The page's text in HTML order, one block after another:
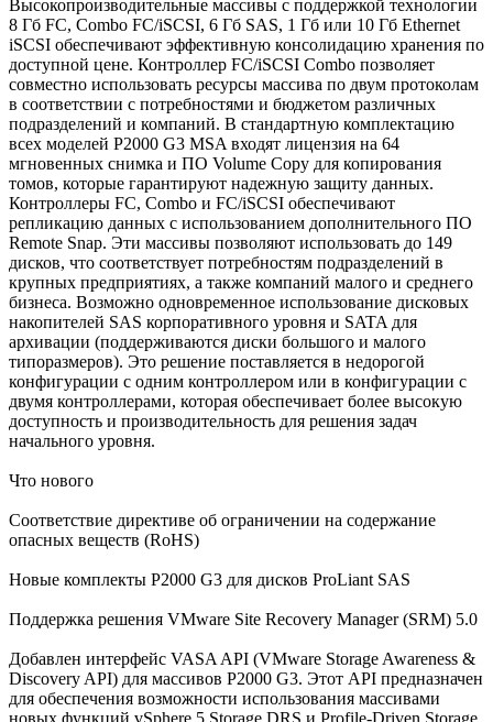
Высокопроизводительные массивы с поддержкой технологии
8 Гб FC, Combo FC/iSCSI, 6 Гб SAS, 1 Гб или 10 Гб Ethernet
iSCSI обеспечивают эффективную консолидацию хранения по
доступной цене. Контроллер FC/iSCSI Combo позволяет
совместно использовать ресурсы массива по двум протоколам
в соответствии с потребностями и бюджетом различных
подразделений и компаний. В стандартную комплектацию
всех моделей P2000 G3 MSA входят лицензия на 64
мгновенных снимка и ПО Volume Copy для копирования
томов, которые гарантируют надежную защиту данных.
Контроллеры FC, Combo и FC/iSCSI обеспечивают
репликацию данных с использованием дополнительного ПО
Remote Snap. Эти массивы позволяют использовать до 149
дисков, что соответствует потребностям подразделений в
крупных предприятиях, а также компаний малого и среднего
бизнеса. Возможно одновременное использование дисковых
накопителей SAS корпоративного уровня и SATA для
архивации (поддерживаются диски большого и малого
типоразмеров). Это решение поставляется в недорогой
конфигурации с одним контроллером или в конфигурации с
двумя контроллерами, которая обеспечивает более высокую
доступность и производительность для решения задач
начального уровня.
Что нового
Соответствие директиве об ограничении на содержание
опасных веществ (RoHS)
Новые комплекты P2000 G3 для дисков ProLiant SAS
Поддержка решения VMware Site Recovery Manager (SRM) 5.0
Добавлен интерфейс VASA API (VMware Storage Awareness &
Discovery API) для массивов P2000 G3. Этот API предназначен
для обеспечения возможности использования массивами
новых функций vSphere 5 Storage DRS и Profile-Driven Storage